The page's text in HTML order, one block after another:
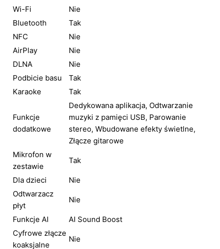
Wi-Fi
Nie
Bluetooth
Tak
NFC
Nie
AirPlay
Nie
DLNA
Nie
Podbicie basu
Tak
Karaoke
Tak
Funkcje
dodatkowe
Dedykowana aplikacja, Odtwarzanie
muzyki z pamięci USB, Parowanie
stereo, Wbudowane efekty świetlne,
Złącze gitarowe
Mikrofon w
zestawie
Tak
Dla dzieci
Nie
Odtwarzacz
płyt
Nie
Funkcje AI
AI Sound Boost
Cyfrowe złącze
koaksjalne
Nie